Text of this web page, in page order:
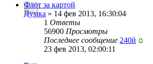
Флот за картой
Думка » 14 фев 2013, 16:30:04
1 Ответы
56900 Просмотры
Последнее сообщение 240й
23 фев 2013, 02:00:11